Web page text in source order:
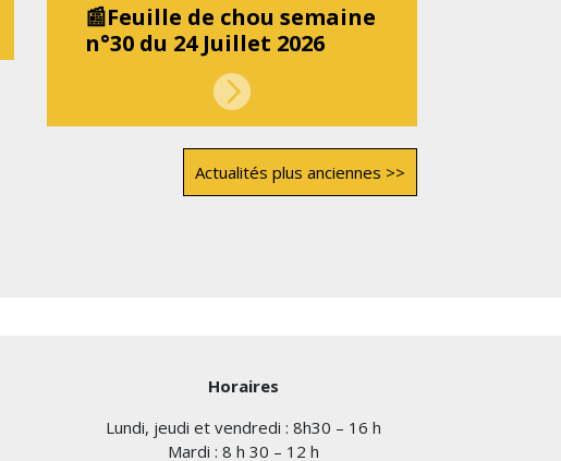
📰Feuille de chou semaine
n°30 du 24 Juillet 2026
Actualités plus anciennes >>
Horaires
Lundi, jeudi et vendredi : 8h30 – 16 h
Mardi : 8 h 30 – 12 h